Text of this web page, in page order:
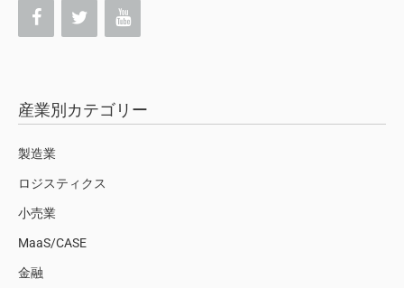
産業別カテゴリー
製造業
ロジスティクス
小売業
MaaS/CASE
金融